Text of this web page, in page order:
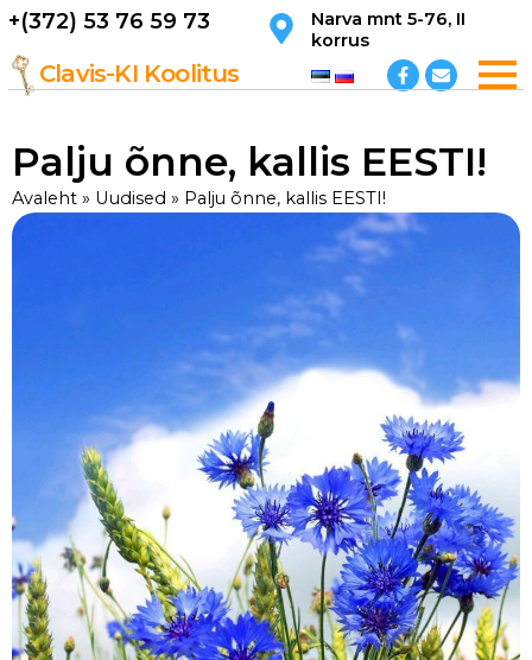
Skip
contentClavis-KI Koolitus F
a
o
o
-
f
E
n
o
p
+(372) 53 76 59 73
Narva mnt 5-76, II
korrus
Palju õnne, kallis EESTI!
Avaleht » Uudised » Palju õnne, kallis EESTI!